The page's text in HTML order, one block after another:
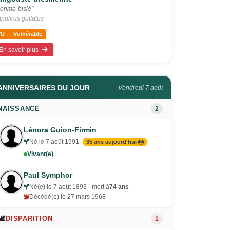
bisié"
guttatus
— Vulnérable
savoir plus
DU JOUR Vendredi 7 août
2
Lénora Guion-Firmin
Né le 7 août 1991 · 35 ans aujourd'hui 🎂
Vivant(e)
Paul Symphor
Né(e) le 7 août 1893 · mort à74 ans
Décédé(e) le 27 mars 1968
DISPARITION 1